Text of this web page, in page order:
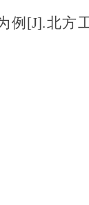
[J].北方工